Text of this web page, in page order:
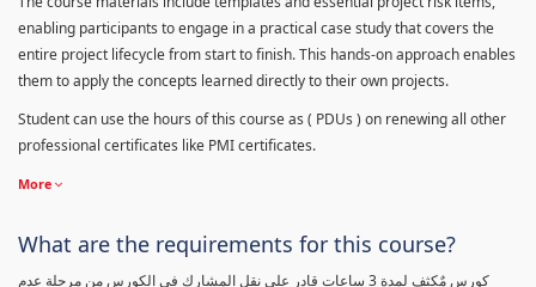
enabling participants to engage in a practical case study that covers the
entire project lifecycle from start to finish. This hands-on approach enables
them to apply the concepts learned directly to their own projects.
Student can use the hours of this course as ( PDUs ) on renewing all other
professional certificates like PMI certificates.
More
What are the requirements for this course?
كورس مٌكثف لمدة 3 ساعات قادر على نقل المشارك في الكورس من مرحلة عدم